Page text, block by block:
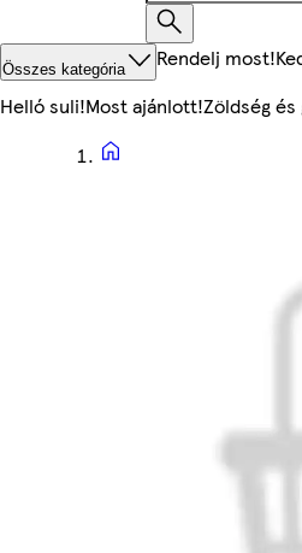
Összes kategória Rendelj most!
Helló suli!Most ajánlott!Zöldség